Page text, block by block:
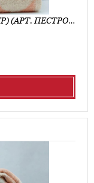
ПОЛОТЕНЦЕ МАХРОВОЕ 70*125 (420ГР) (АРТ. ПЕСТРОТКАНЬ 70*125)